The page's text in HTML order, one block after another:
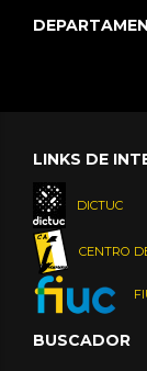
LINKS DE
DICTUC
CENTRO
BUSCADOR